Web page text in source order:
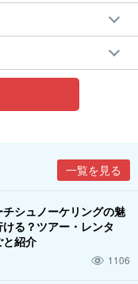
一覧を見る
シュノーケリングの魅
る？ツアー・レンタ
と紹介
1106